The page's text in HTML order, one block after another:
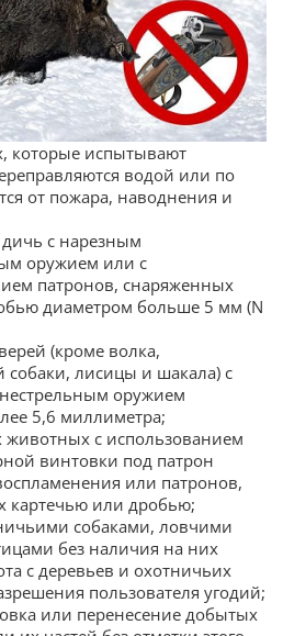
которые испытывают
водой или по
от пожара, наводнения и
с нарезным
оружием или с
патронов, снаряженных
диаметром больше 5 мм (N
(кроме волка,
собаки, лисицы и шакала) с
оружием
5,6 миллиметра;
с использованием
винтовки под патрон
или патронов,
картечью или дробью;
собаками, ловчими
без наличия на них
с деревьев и охотничьих
пользователя угодий;
или перенесение добытых